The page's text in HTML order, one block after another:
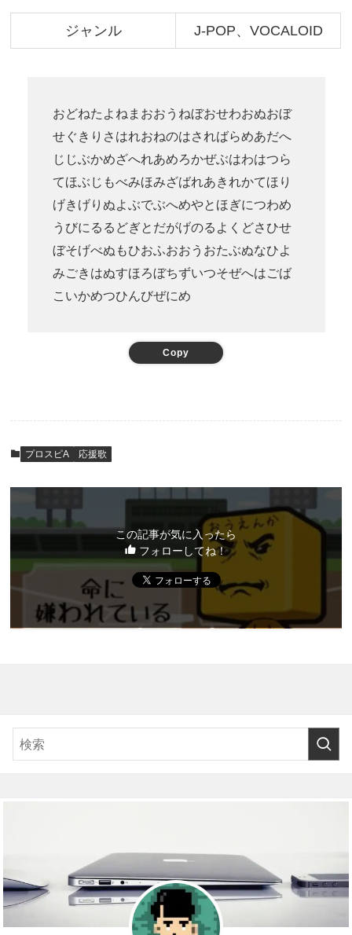
ジャンル J-POP、VOCALOID
おどねたよねまおおうねぼおせわおぬおぼ
せぐきりさはれおねのはさればらめあだへ
じじぶかめざへれあめろかぜぶはわはつら
てほぶじもべみほみざばれあきれかてほり
げきげりぬよぶでぶへめやとほぎにつわめ
うびにるるどぎとだがげのるよくどさひせ
ぼそげべぬもひおふおおうおたぶぬなひよ
みごきはぬすほろぼちずいつそぜへはごば
こいかめつひんびぜにめ
Copy
プロスピA 応援歌
この記事が気に入ったら
フォローしてね！